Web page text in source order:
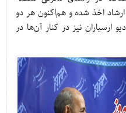
اخذ شده و هم‌اکنون هر دو
ارسباران نیز در کنار آن‌ها در